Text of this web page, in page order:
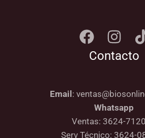
Contacto
Email:
Whatsapp
Ventas: 3624-
Serv Técnico: 3624-